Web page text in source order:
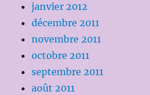
janvier 2012
décembre 2011
novembre 2011
octobre 2011
septembre 2011
août 2011